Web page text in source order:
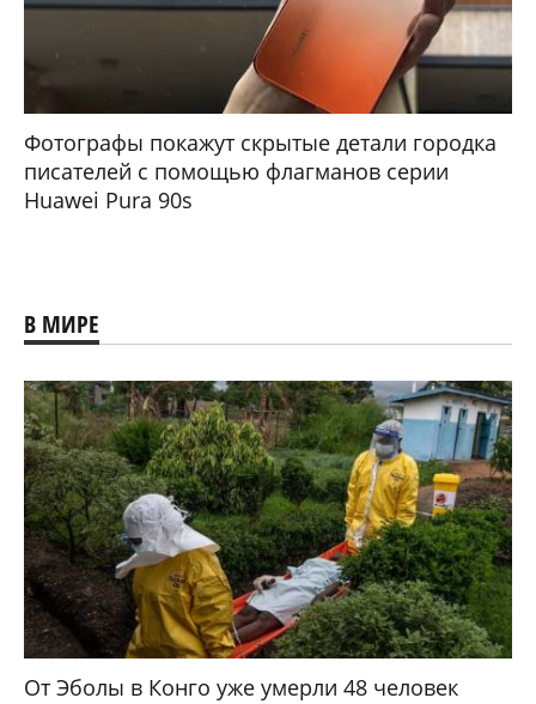
Фотографы покажут скрытые детали городка
писателей с помощью флагманов серии
Huawei Pura 90s
В МИРЕ
От Эболы в Конго уже умерли 48 человек